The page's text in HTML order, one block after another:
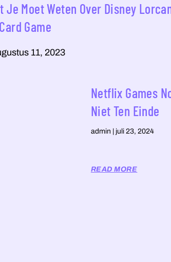
Je Moet Weten Over Disney
Game
11, 2023
Netflix Games
Niet Ten Einde
admin juli 23, 2024
READ MORE